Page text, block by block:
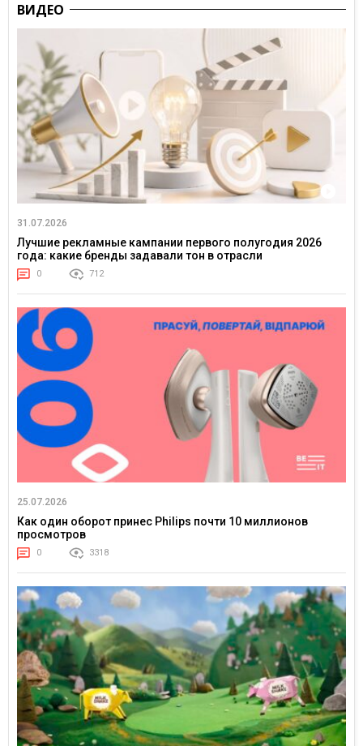
ВИДЕО
31.07.2026
Лучшие рекламные кампании первого полугодия 2026
года: какие бренды задавали тон в отрасли
0 712
25.07.2026
Как один оборот принес Philips почти 10 миллионов
просмотров
0 3318